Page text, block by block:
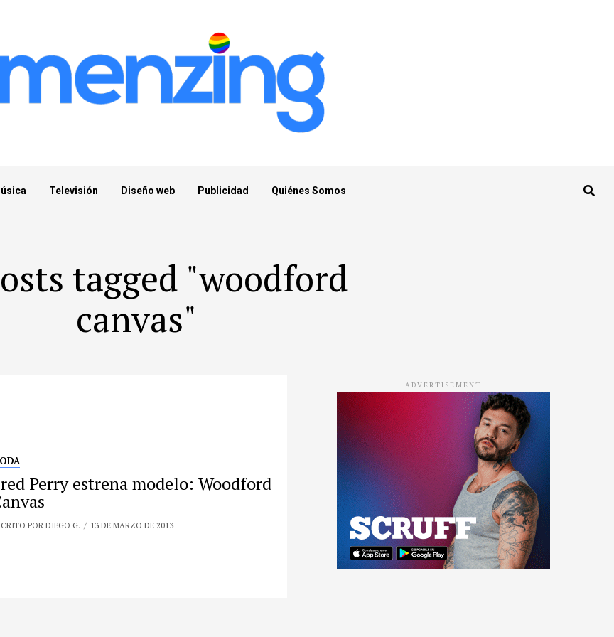
Televisión Diseño web Publicidad Quiénes Somos
tagged "woodford
canvas"
Perry estrena modelo: Woodford
POR DIEGO G. 13 DE MARZO DE 2013
ADVERTISEMENT